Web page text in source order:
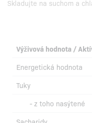
Skladujte na suchom a
Výživová hodnota /
Energetická hodnota
Tuky
- z toho nasýtené